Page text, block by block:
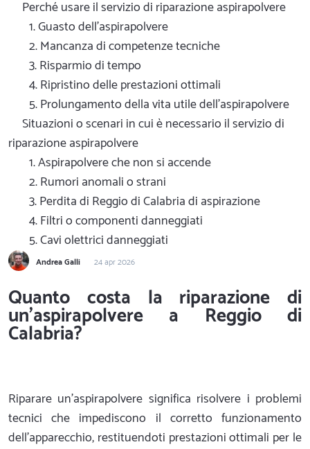
Perché usare il servizio di riparazione aspirapolvere
1. Guasto dell'aspirapolvere
2. Mancanza di competenze tecniche
3. Risparmio di tempo
4. Ripristino delle prestazioni ottimali
5. Prolungamento della vita utile dell'aspirapolvere
Situazioni o scenari in cui è necessario il servizio di
riparazione aspirapolvere
1. Aspirapolvere che non si accende
2. Rumori anomali o strani
3. Perdita di Reggio di Calabria di aspirazione
4. Filtri o componenti danneggiati
5. Cavi olettrici danneggiati
Andrea Galli 24 apr 2026
Quanto costa la riparazione di
un'aspirapolvere a Reggio di
Calabria?
Riparare un'aspirapolvere significa risolvere i problemi
tecnici che impediscono il corretto funzionamento
dell'apparecchio, restituendoti prestazioni ottimali per le